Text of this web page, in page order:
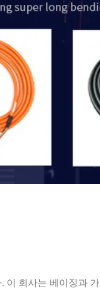
이 회사는 베이징과 가